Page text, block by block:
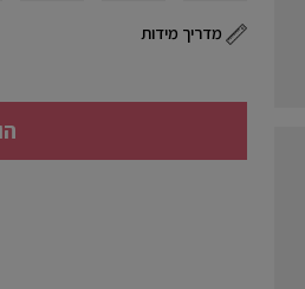
מדריך מידות